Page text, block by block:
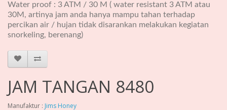
Water proof : 3 ATM / 30 M ( water resistant 3 ATM atau
30M, artinya jam anda hanya mampu tahan terhadap
percikan air / hujan tidak disarankan melakukan kegiatan
snorkeling, berenang)
JAM TANGAN 8480
Manufaktur : Jims Honey